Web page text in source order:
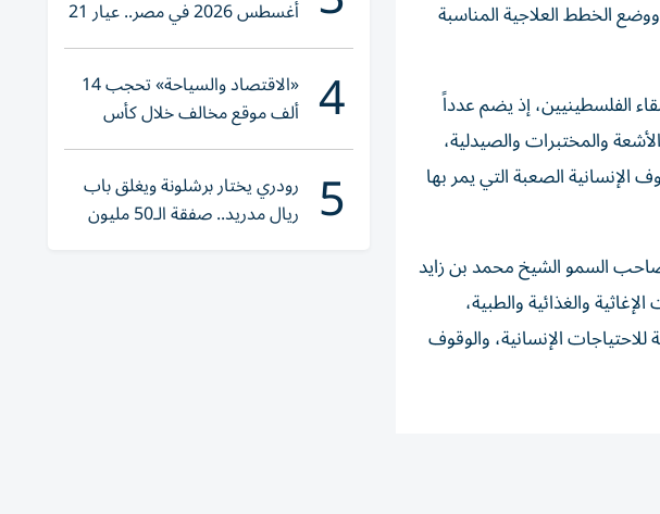
الخطط العلاجية المناسبة
الفلسطينيين، إذ يضم عدداً
والمختبرات والصيدلية،
الصعبة التي يمر بها
بتوجيهات صاحب السمو الشيخ محمد بن زايد
والغذائية والطبية،
الإنسانية، والوقوف
أغسطس 2026 في مصر.. عيار 21
يقترب من هذا الرقم
4 «الاقتصاد والسياحة» تحجب 14
ألف موقع مخالف خلال كأس
العالم 2026
5 رودري يختار برشلونة ويغلق باب
ريال مدريد.. صفقة الـ50 مليون